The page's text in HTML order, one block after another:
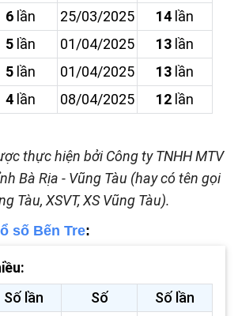
6lần 25/03/2025 14 lần
5lần 01/04/2025 13 lần
5lần 01/04/2025 13 lần
4lần 08/04/2025 12 lần
thực hiện bởi Công ty TNHH MTV
Bà Rịa - Vũng Tàu (hay có tên gọi
Tàu, XSVT, XS Vũng Tàu).
số Bến Tre:
Số lần Số
Số lần